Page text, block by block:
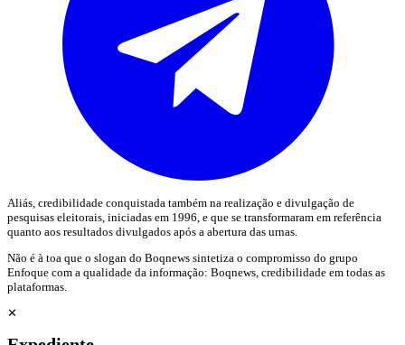
Aliás, credibilidade conquistada também na realização e divulgação de
pesquisas eleitorais, iniciadas em 1996, e que se transformaram em referência
quanto aos resultados divulgados após a abertura das urnas.
Não é à toa que o slogan do Boqnews sintetiza o compromisso do grupo
Enfoque com a qualidade da informação: Boqnews, credibilidade em todas as
plataformas.
✕